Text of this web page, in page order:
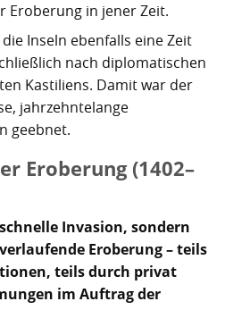
Eroberung in jener Zeit.
Inseln ebenfalls eine Zeit
nach diplomatischen
Kastiliens. Damit war der
jahrzehntelange
geebnet.
Eroberung (1402–
Invasion, sondern
Eroberung – teils
teils durch privat
im Auftrag der